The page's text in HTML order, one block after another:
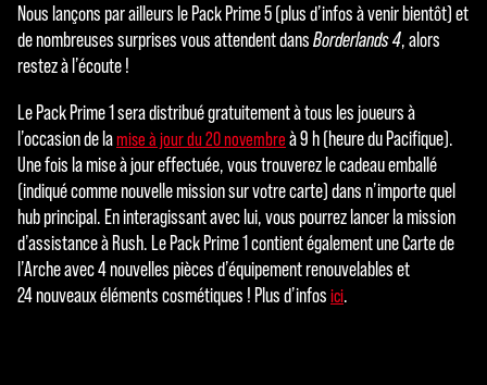
Nous lançons par ailleurs le Pack Prime 5 (plus d’infos à venir bientôt) et
de nombreuses surprises vous attendent dansBorderlands 4, alors
restez à l’écoute !
Le Pack Prime 1 sera distribué gratuitement à tous les joueurs à
l’occasion de lamise à jour du 20 novembre à 9 h (heure du Pacifique).
Une fois la mise à jour effectuée, vous trouverez le cadeau emballé
(indiqué comme nouvelle mission sur votre carte) dans n’importe quel
hub principal. En interagissant avec lui, vous pourrez lancer la mission
d’assistance à Rush. Le Pack Prime 1 contient également une Carte de
l’Arche avec 4 nouvelles pièces d’équipement renouvelables et
24 nouveaux éléments cosmétiques ! Plus d’infos ici.